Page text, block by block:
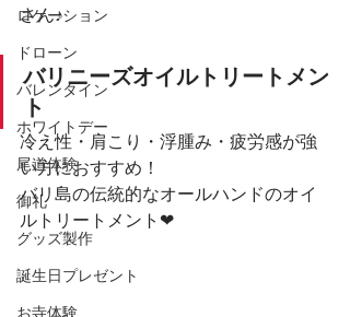
ロケーション
ドローン
バレンタイン
ホワイトデー
尾道体験
御礼
グッズ製作
誕生日プレゼント
お寺体験
さん♪
バリニーズオイルトリートメン
ト
冷え性・肩こり・浮腫み・疲労感が強
い方におすすめ！
バリ島の伝統的なオールハンドのオイ
ルトリートメント❤︎